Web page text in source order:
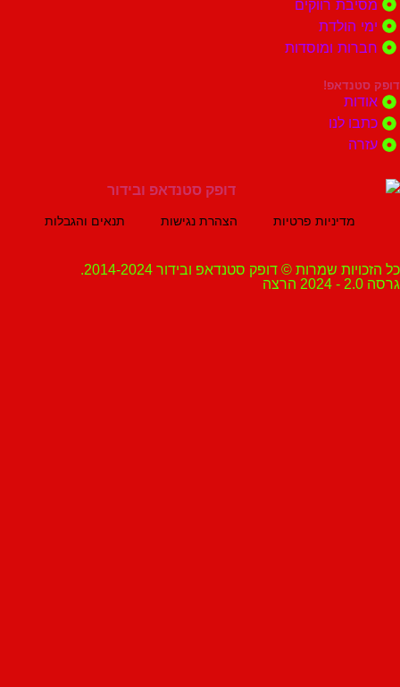
רווקים
ומוסדות
לנו
מדיניות פרטיות הצהרת נגישות תנאים והגבלות
שמרות © דופק סטנדאפ ובידור 2014-2024.